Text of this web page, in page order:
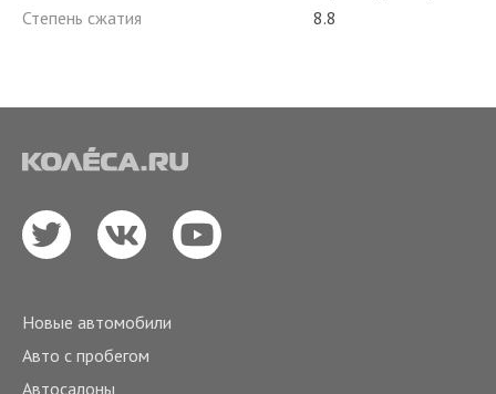
Степень сжатия
8.8
Новые автомобили
Авто с пробегом
Автосалоны